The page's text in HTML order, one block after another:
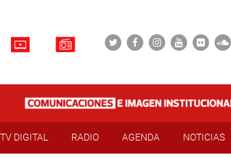
TV DIGITAL RADIO AGENDA NOTICIAS